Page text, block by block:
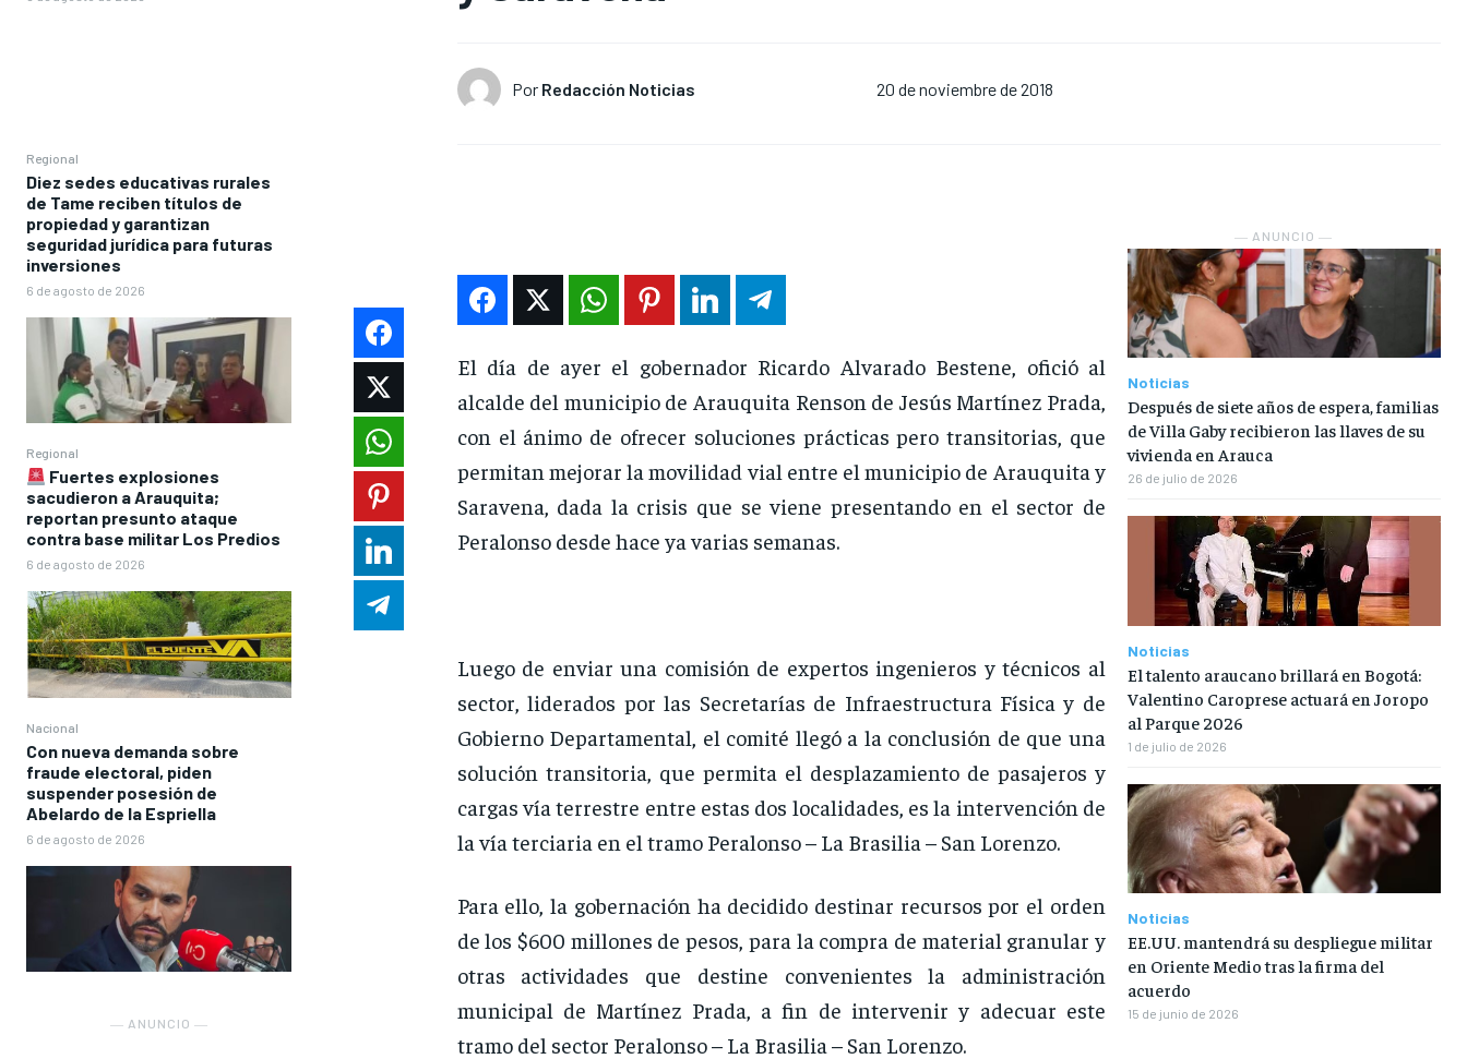
Regional
Diez sedes educativas rurales
de Tame reciben títulos de
propiedad y garantizan
seguridad jurídica para futuras
inversiones
6 de agosto de 2026
Regional
Fuertes explosiones
sacudieron a Arauquita;
reportan presunto ataque
contra base militar Los Predios
6 de agosto de 2026
Nacional
Con nueva demanda sobre
fraude electoral, piden
suspender posesión de
Abelardo de la Espriella
6 de agosto de 2026
― ANUNCIO ―
Por Redacción Noticias 20 de noviembre de 2018
El día de ayer el gobernador Ricardo Alvarado Bestene, ofició al
alcalde del municipio de Arauquita Renson de Jesús Martínez Prada,
con el ánimo de ofrecer soluciones prácticas pero transitorias, que
permitan mejorar la movilidad vial entre el municipio de Arauquita y
Saravena, dada la crisis que se viene presentando en el sector de
Peralonso desde hace ya varias semanas.
Luego de enviar una comisión de expertos ingenieros y técnicos al
sector, liderados por las Secretarías de Infraestructura Física y de
Gobierno Departamental, el comité llegó a la conclusión de que una
solución transitoria, que permita el desplazamiento de pasajeros y
cargas vía terrestre entre estas dos localidades, es la intervención de
la vía terciaria en el tramo Peralonso – La Brasilia – San Lorenzo.
Para ello, la gobernación ha decidido destinar recursos por el orden
de los $600 millones de pesos, para la compra de material granular y
otras actividades que destine convenientes la administración
municipal de Martínez Prada, a fin de intervenir y adecuar este
tramo del sector Peralonso – La Brasilia – San Lorenzo.
― ANUNCIO ―
Noticias
Después de siete años de espera, familias
de Villa Gaby recibieron las llaves de su
vivienda en Arauca
26 de julio de 2026
Noticias
El talento araucano brillará en Bogotá:
Valentino Caroprese actuará en Joropo
al Parque 2026
1 de julio de 2026
Noticias
EE.UU. mantendrá su despliegue militar
en Oriente Medio tras la firma del
acuerdo
15 de junio de 2026